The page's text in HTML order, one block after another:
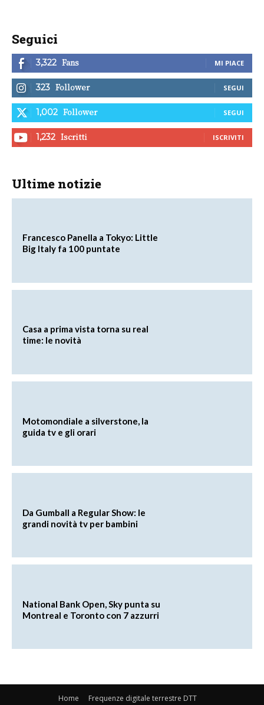
Seguici
3,322 Fans MI PIACE
323 Follower SEGUI
1,002 Follower SEGUI
1,232 Iscritti ISCRIVITI
Ultime notizie
Francesco Panella a Tokyo: Little
Big Italy fa 100 puntate
Casa a prima vista torna su real
time: le novità
Motomondiale a silverstone, la
guida tv e gli orari
Da Gumball a Regular Show: le
grandi novità tv per bambini
National Bank Open, Sky punta su
Montreal e Toronto con 7 azzurri
Home Frequenze digitale terrestre DTT